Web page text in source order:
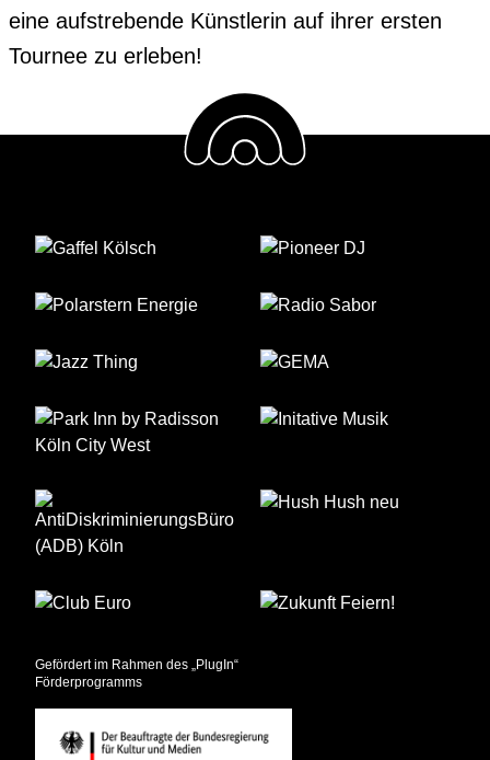
eine aufstrebende Künstlerin auf ihrer ersten
Tournee zu erleben!
Gefördert im Rahmen des „PlugIn“
Förderprogramms